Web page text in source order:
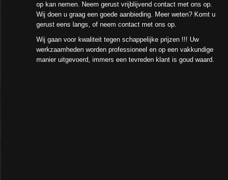
op kan nemen. Neem gerust vrijblijvend contact met ons op.
Wij doen u graag een goede aanbieding. Meer weten? Komt u
gerust eens langs, of neem contact met ons op.
Wij gaan voor kwaliteit tegen schappelijke prijzen !!! Uw
werkzaamheden worden professioneel en op een vakkundige
manier uitgevoerd, immers een tevreden klant is goud waard.